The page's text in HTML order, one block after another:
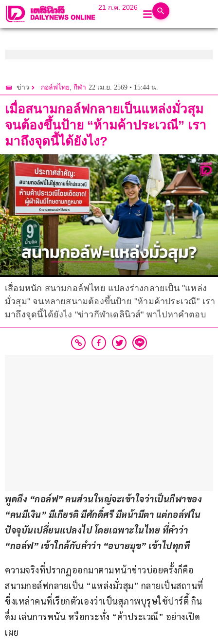
21 ก.ค. 2026
ข่าว กอล์ฟไทย, กีฬา 22 เม.ย. 2569 • 15:44 น.
เมื่อสนามกอล์ฟกลายเป็นแหล่งมั่วสุม
จนต้องขึ้นป้าย “ห้ามค้าประเวณี” เรา
มาถึงจุดนี้ได้ยังไง?
เสื่อมหนัก สนามกอล์ฟไทย แปลงร่างกลายเป็น "แหล่ง
มั่วสุม" จนหลายสนามต้องขึ้นป้าย "ห้ามค้าประเวณี" เรา
มาถึงจุดนี้ได้ยังไง "ข่าวกีฬาเดลินิวส์" พาไปหาคำตอบ
พูดถึง “กอล์ฟ” คนส่วนใหญ่จะเข้าใจว่าเป็นกีฬาของ
“คนมีเงิน” มีเกียรติ มีศักดิ์ศรี มีหน้ามีตา แต่กอล์ฟใน
ปัจจุบันเปลี่ยนแปลงไป โดยเฉพาะในไทย ที่คำว่า
“กอล์ฟ” เข้าใกล้กับคำว่า “อบายมุข” เข้าไปทุกที
ความจริงที่ปรากฏออกมาตามหน้าข่าวบ่อยครั้งก็คือ
สนามกอล์ฟกลายเป็น “แหล่งมั่วสุม” กลายเป็นสถานที่
ซึ่งเหล่าคนที่เรียกตัวเองว่าเป็นสุภาพบุรุษใช้ปาร์ตี้ กิน
ดื่ม เล่นการพนัน หรือกระทั่ง “ค้าประเวณี” อย่างเปิด
เผย